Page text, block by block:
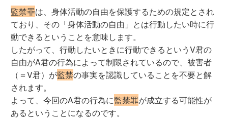
監禁罪は、身体活動の自由を保護するための規定とされ
ており、その「身体活動の自由」とは行動したい時に行
動できるということを意味します。
したがって、行動したいときに行動できるというV君の
自由がA君の行為によって制限されているので、被害者
（＝V君）が監禁の事実を認識していることを不要と解
されます。
よって、今回のA君の行為に監禁罪が成立する可能性が
あるということになるのです。